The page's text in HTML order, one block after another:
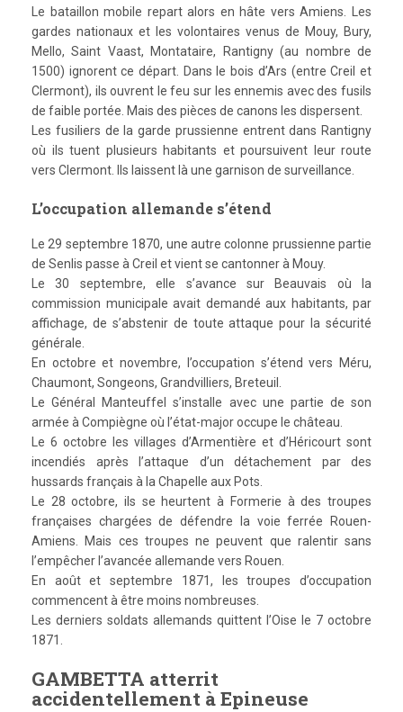
Le bataillon mobile repart alors en hâte vers Amiens. Les
gardes nationaux et les volontaires venus de Mouy, Bury,
Mello, Saint Vaast, Montataire, Rantigny (au nombre de
1500) ignorent ce départ. Dans le bois d’Ars (entre Creil et
Clermont), ils ouvrent le feu sur les ennemis avec des fusils
de faible portée. Mais des pièces de canons les dispersent.
Les fusiliers de la garde prussienne entrent dans Rantigny
où ils tuent plusieurs habitants et poursuivent leur route
vers Clermont. Ils laissent là une garnison de surveillance.
L’occupation allemande s’étend
Le 29 septembre 1870, une autre colonne prussienne partie
de Senlis passe à Creil et vient se cantonner à Mouy.
Le 30 septembre, elle s’avance sur Beauvais où la
commission municipale avait demandé aux habitants, par
affichage, de s’abstenir de toute attaque pour la sécurité
générale.
En octobre et novembre, l’occupation s’étend vers Méru,
Chaumont, Songeons, Grandvilliers, Breteuil.
Le Général Manteuffel s’installe avec une partie de son
armée à Compiègne où l’état-major occupe le château.
Le 6 octobre les villages d’Armentière et d’Héricourt sont
incendiés après l’attaque d’un détachement par des
hussards français à la Chapelle aux Pots.
Le 28 octobre, ils se heurtent à Formerie à des troupes
françaises chargées de défendre la voie ferrée Rouen-
Amiens. Mais ces troupes ne peuvent que ralentir sans
l’empêcher l’avancée allemande vers Rouen.
En août et septembre 1871, les troupes d’occupation
commencent à être moins nombreuses.
Les derniers soldats allemands quittent l’Oise le 7 octobre
1871.
GAMBETTA atterrit
accidentellement à Epineuse